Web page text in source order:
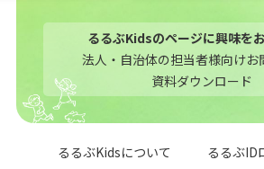
るるぶKidsのページに興味を
法人・自治体の担当者様向けお
資料ダウンロード
るるぶKidsについて るるぶID